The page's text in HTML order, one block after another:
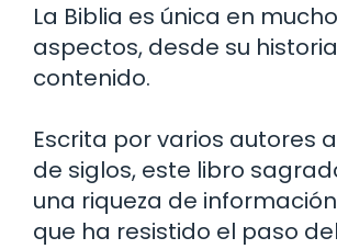
La Biblia es única en
aspectos, desde su
contenido.
Escrita por varios autores
de siglos, este libro
una riqueza de
que ha resistido el paso